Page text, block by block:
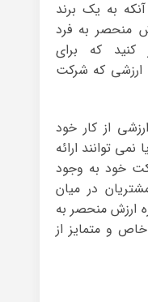
به یک برند
منحصر به فرد
کنید که برای
ارزشی که شرکت
از کار خود
نمی توانند ارائه
خود به وجود
در میان
ارزش منحصر به
و متمایز از